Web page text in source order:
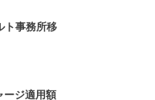
ト事務所移
ージ適用額